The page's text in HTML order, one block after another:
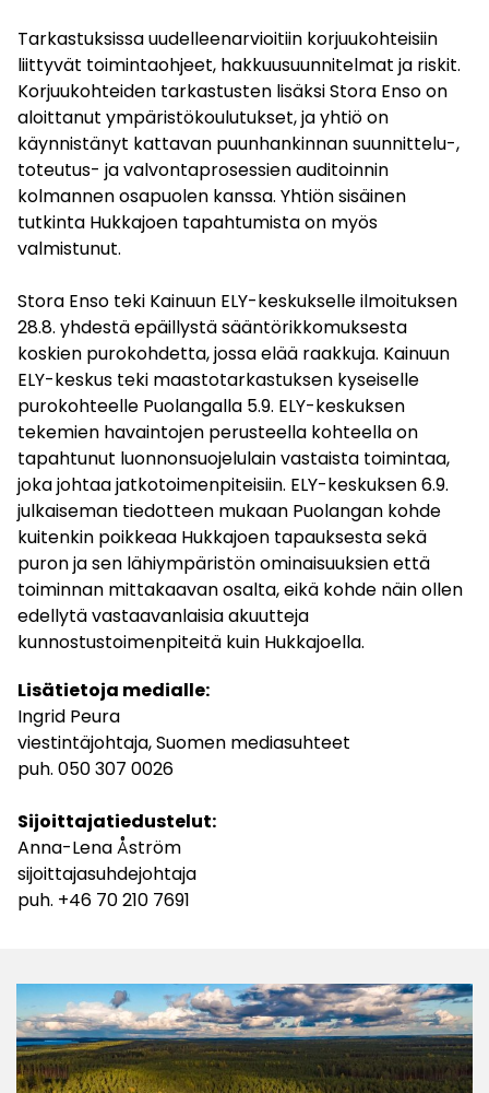
Tarkastuksissa uudelleenarvioitiin korjuukohteisiin
liittyvät toimintaohjeet, hakkuusuunnitelmat ja riskit.
Korjuukohteiden tarkastusten lisäksi Stora Enso on
aloittanut ympäristökoulutukset, ja yhtiö on
käynnistänyt kattavan puunhankinnan suunnittelu-,
toteutus- ja valvontaprosessien auditoinnin
kolmannen osapuolen kanssa. Yhtiön sisäinen
tutkinta Hukkajoen tapahtumista on myös
valmistunut.
Stora Enso teki Kainuun ELY-keskukselle ilmoituksen
28.8. yhdestä epäillystä sääntörikkomuksesta
koskien purokohdetta, jossa elää raakkuja. Kainuun
ELY-keskus teki maastotarkastuksen kyseiselle
purokohteelle Puolangalla 5.9. ELY-keskuksen
tekemien havaintojen perusteella kohteella on
tapahtunut luonnonsuojelulain vastaista toimintaa,
joka johtaa jatkotoimenpiteisiin. ELY-keskuksen 6.9.
julkaiseman tiedotteen mukaan Puolangan kohde
kuitenkin poikkeaa Hukkajoen tapauksesta sekä
puron ja sen lähiympäristön ominaisuuksien että
toiminnan mittakaavan osalta, eikä kohde näin ollen
edellytä vastaavanlaisia akuutteja
kunnostustoimenpiteitä kuin Hukkajoella.
Lisätietoja medialle:
Ingrid Peura
viestintäjohtaja, Suomen mediasuhteet
puh. 050 307 0026
Sijoittajatiedustelut:
Anna-Lena Åström
sijoittajasuhdejohtaja
puh. +46 70 210 7691